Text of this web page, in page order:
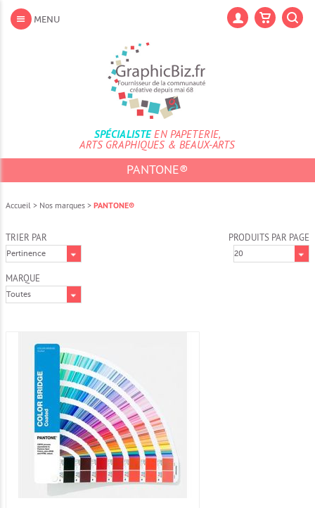
contenu
Aller
MENU
SPÉCIALISTEEN PAPETERIE,
ARTS GRAPHIQUES & BEAUX-ARTS
PANTONE®
Accueil > Nos marques > PANTONE®
TRIER PAR
MARQUE
PRODUITS PAR PAGE